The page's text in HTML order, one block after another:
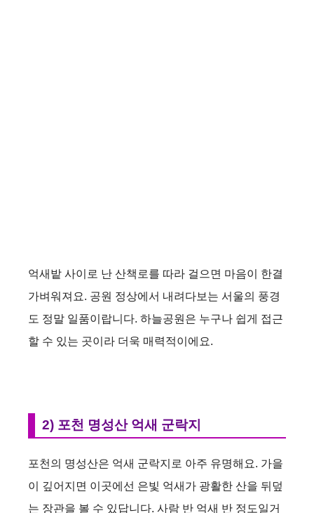
억새밭 사이로 난 산책로를 따라 걸으면 마음이 한결
가벼워져요. 공원 정상에서 내려다보는 서울의 풍경
도 정말 일품이랍니다. 하늘공원은 누구나 쉽게 접근
할 수 있는 곳이라 더욱 매력적이에요.
2) 포천 명성산 억새 군락지
포천의 명성산은 억새 군락지로 아주 유명해요. 가을
이 깊어지면 이곳에선 은빛 억새가 광활한 산을 뒤덮
는 장관을 볼 수 있답니다. 사람 반 억새 반 정도일거